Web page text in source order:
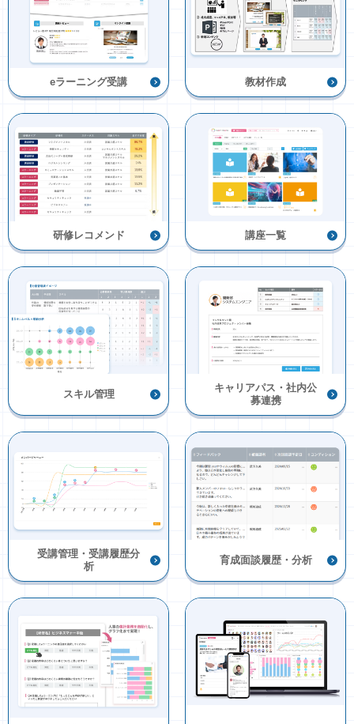
eラーニング受講 教材作成
研修レコメンド 講座一覧
スキル管理
キャリアパス・社内公
募連携
受講管理・受講履歴分
析
育成面談履歴・分析